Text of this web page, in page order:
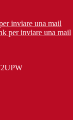
inviare una mail
per inviare una mail